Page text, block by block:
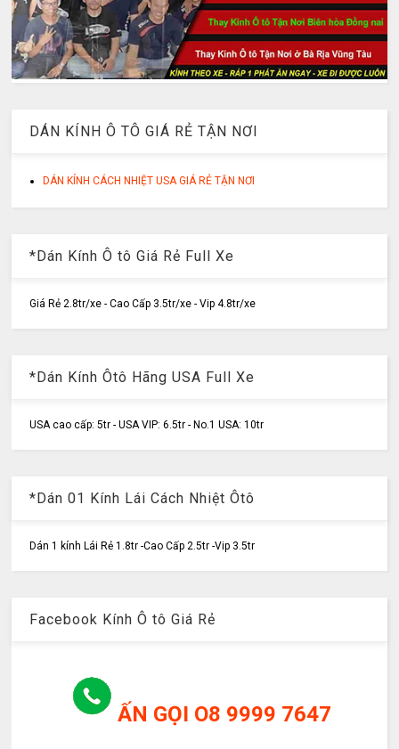
DÁN KÍNH Ô TÔ GIÁ RẺ TẬN NƠI
DÁN KÍNH CÁCH NHIỆT USA GIÁ RẺ TẬN NƠI
*Dán Kính Ô tô Giá Rẻ Full Xe
Giá Rẻ 2.8tr/xe - Cao Cấp 3.5tr/xe - Vip 4.8tr/xe
*Dán Kính Ôtô Hãng USA Full Xe
USA cao cấp: 5tr - USA VIP: 6.5tr - No.1 USA: 10tr
*Dán 01 Kính Lái Cách Nhiệt Ôtô
Dán 1 kính Lái Rẻ 1.8tr -Cao Cấp 2.5tr -Vip 3.5tr
Facebook Kính Ô tô Giá Rẻ
ẤN GỌI O8 9999 7647